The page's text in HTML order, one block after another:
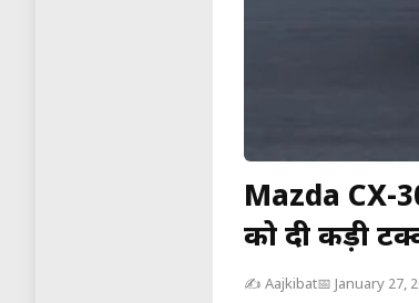
Mazda CX-
को दी कड़ी
✍️ Aajkibat📅 January 27,